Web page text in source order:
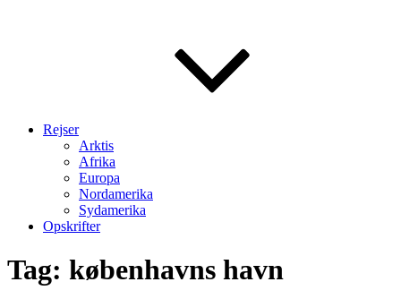
Rejser
Arktis
Afrika
Europa
Nordamerika
Sydamerika
Opskrifter
Tag: københavns havn